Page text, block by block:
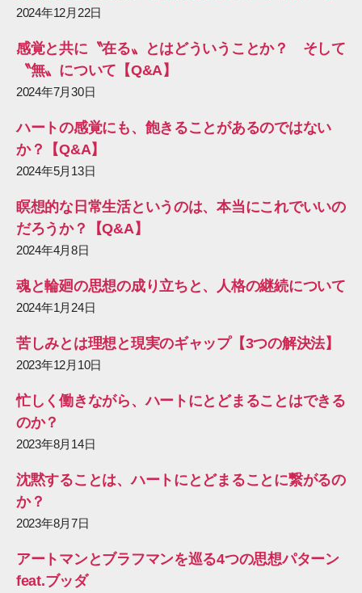
2024年12月22日
感覚と共に〝在る〟とはどういうことか？ そして
〝無〟について【Q&A】
2024年7月30日
ハートの感覚にも、飽きることがあるのではない
か？【Q&A】
2024年5月13日
瞑想的な日常生活というのは、本当にこれでいいの
だろうか？【Q&A】
2024年4月8日
魂と輪廻の思想の成り立ちと、人格の継続について
2024年1月24日
苦しみとは理想と現実のギャップ【3つの解決法】
2023年12月10日
忙しく働きながら、ハートにとどまることはできる
のか？
2023年8月14日
沈黙することは、ハートにとどまることに繋がるの
か？
2023年8月7日
アートマンとブラフマンを巡る4つの思想パターン
feat.ブッダ